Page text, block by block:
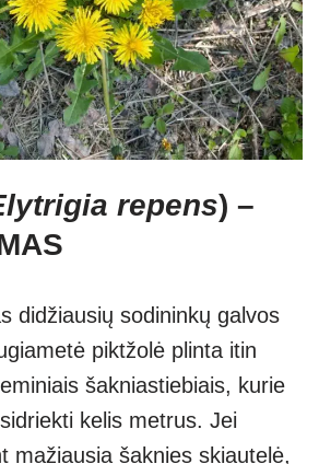
repens) –
didžiausių sodininkų galvos
piktžolė plinta itin
šakniastiebiais, kurie
kelis metrus. Jei
mažiausia šaknies skiautelė,